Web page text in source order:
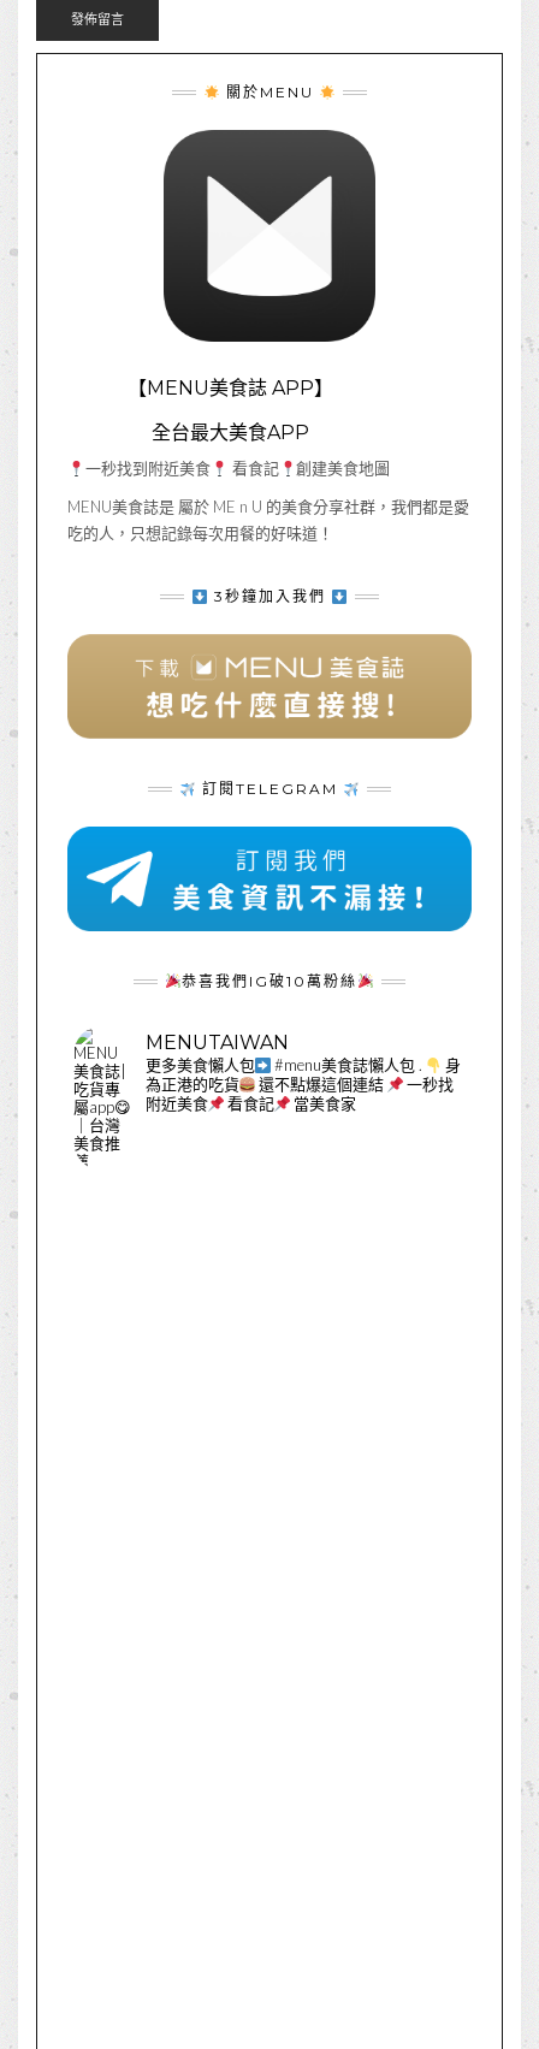
關於MENU
【MENU美食誌 APP】
全台最大美食APP
一秒找到附近美食 看食記
創建美食地圖
MENU美食誌是 屬於 ME n U 的美食分享社群，我們都是愛
吃的人，只想記錄每次用餐的好味道！
3秒鐘加入我們
訂閱TELEGRAM
恭喜我們IG破10萬粉絲
MENUTAIWAN
更多美食懶人包 #menu美食誌懶人包.
身
為正港的吃貨
還不點爆這個連結
一秒找
附近美食
看食記 當美食家